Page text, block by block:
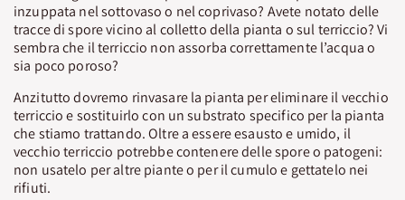
inzuppata nel sottovaso o nel coprivaso? Avete notato delle
tracce di spore vicino al colletto della pianta o sul terriccio? Vi
sembra che il terriccio non assorba correttamente l’acqua o
sia poco poroso?
Anzitutto dovremo rinvasare la pianta per eliminare il vecchio
terriccio e sostituirlo con un substrato specifico per la pianta
che stiamo trattando. Oltre a essere esausto e umido, il
vecchio terriccio potrebbe contenere delle spore o patogeni:
non usatelo per altre piante o per il cumulo e gettatelo nei
rifiuti.